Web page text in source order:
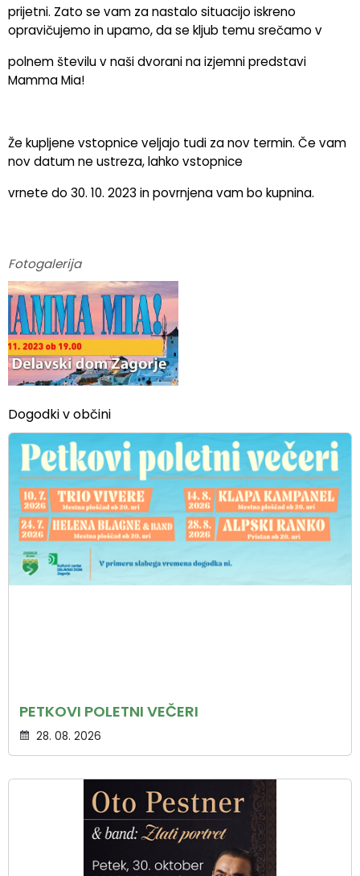
prijetni. Zato se vam za nastalo situacijo iskreno
opravičujemo in upamo, da se kljub temu srečamo v
polnem številu v naši dvorani na izjemni predstavi
Mamma Mia!
Že kupljene vstopnice veljajo tudi za nov termin. Če vam
nov datum ne ustreza, lahko vstopnice
vrnete do 30. 10. 2023 in povrnjena vam bo kupnina.
Fotogalerija
Dogodki v občini
PETKOVI POLETNI VEČERI
28. 08. 2026